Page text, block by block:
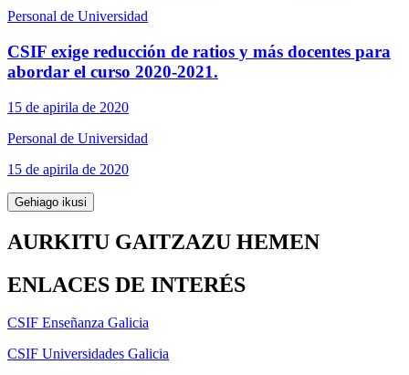
Personal de Universidad
CSIF exige reducción de ratios y más docentes para
abordar el curso 2020-2021.
15 de apirila de 2020
Personal de Universidad
15 de apirila de 2020
Gehiago ikusi
AURKITU GAITZAZU HEMEN
ENLACES DE INTERÉS
CSIF Enseñanza Galicia
CSIF Universidades Galicia